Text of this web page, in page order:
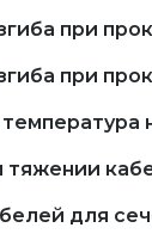
при
при
для